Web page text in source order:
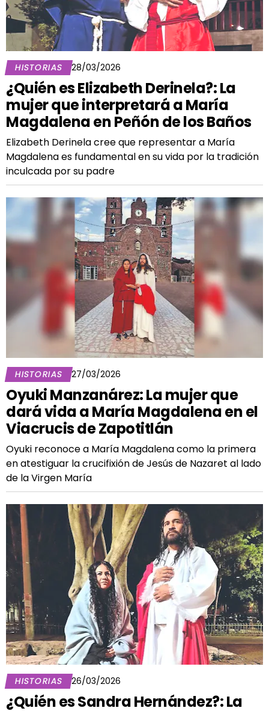
HISTORIAS 28/03/2026
¿Quién es Elizabeth Derinela?: La
mujer que interpretará a María
Magdalena en Peñón de los Baños
Elizabeth Derinela cree que representar a María
Magdalena es fundamental en su vida por la tradición
inculcada por su padre
HISTORIAS 27/03/2026
Oyuki Manzanárez: La mujer que
dará vida a María Magdalena en el
Viacrucis de Zapotitlán
Oyuki reconoce a María Magdalena como la primera
en atestiguar la crucifixión de Jesús de Nazaret al lado
de la Virgen María
HISTORIAS 26/03/2026
¿Quién es Sandra Hernández?: La